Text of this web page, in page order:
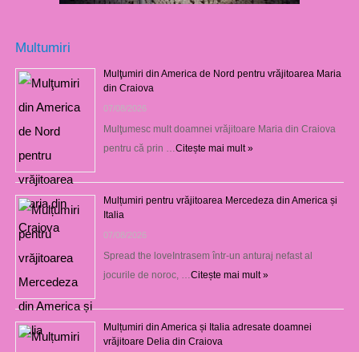
Multumiri
Mulţumiri din America de Nord pentru vrăjitoarea Maria
din Craiova
07/08/2026
Mulţumesc mult doamnei vrăjitoare Maria din Craiova
pentru că prin … Citește mai mult »
Mulțumiri pentru vrăjitoarea Mercedeza din America și
Italia
07/08/2026
Spread the loveIntrasem într-un anturaj nefast al
jocurile de noroc, … Citește mai mult »
Mulțumiri din America și Italia adresate doamnei
vrăjitoare Delia din Craiova